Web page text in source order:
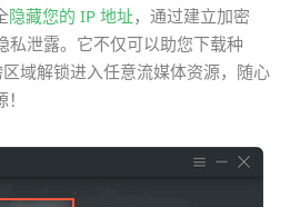
隐藏您的 IP 地址，通过建立加密
私泄露。它不仅可以助您下载种
区域解锁进入任意流媒体资源，随心